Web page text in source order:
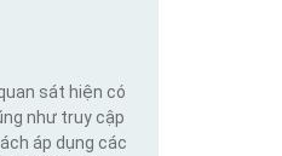
sát hiện có
như truy cập
áp dụng các